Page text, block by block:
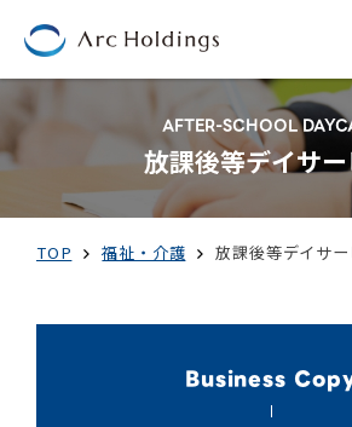
AFTER-SCHOOL
放課後等デイサ
TOP 福祉・介護 放課後等デイサ
Business